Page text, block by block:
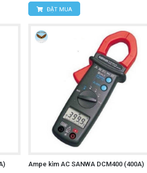
trường khắc nghiệt (hàm kẹp IP50).
điện thoại thông minh hoặc máy tính
ĐẶT MUA
Ampe kìm AC SANWA DCM400 (400A)